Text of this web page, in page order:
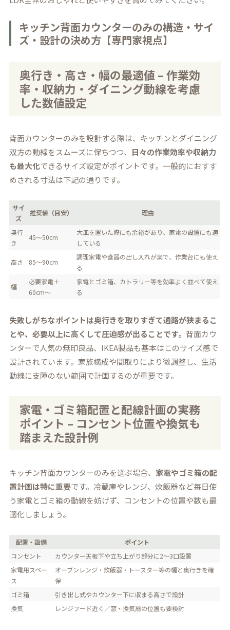
キッチン背面カウンターのみの構造・サイ
ズ・設計の決め方【専門家視点】
奥行き・高さ・幅の最適値 – 作業効
率・収納力・ダイニング動線を考慮
した数値設定
背面カウンターのみを設計する際は、キッチンとダイニング
双方の動線をスムーズに保ちつつ、 日々の作業効率や収納力
も最大化できるサイズ設定がポイントです。一般的におすす
めされる寸法は下記の通りです。
サイ
ズ
推奨値（目安） 理由
奥行
き
45〜50cm
大皿を置いた際にも余裕があり、家電の設置にも適
している
高さ 85〜90cm
調理家電や食器の出し入れが楽で、作業台にも使え
る
幅
必要家電＋
60cm〜
家電とゴミ箱、カトラリー等を効率よく並べて使え
る
失敗しがちなポイントは奥行きを取りすぎて通路が狭まるこ
とや、必要以上に高くして圧迫感が出ることです。 背面カウ
ンターで人気の無印良品、IKEA製品も基本はこのサイズ感で
設計されています。家族構成や間取りにより微調整し、生活
動線に支障のない範囲で計画するのが重要です。
家電・ゴミ箱配置と配線計画の実務
ポイント – コンセント位置や換気も
踏まえた設計例
キッチン背面カウンターのみを選ぶ場合、 家電やゴミ箱の配
置計画は特に重要です。冷蔵庫やレンジ、炊飯器など毎日使
う家電とゴミ箱の動線を妨げず、コンセントの位置や数も最
適化しましょう。
配置・設備
ポイント
コンセント
カウンター天板下や立ち上がり部分に2〜3口設置
家電用スペー
ス
オーブンレンジ・炊飯器・トースター等の幅と奥行きを確
保
ゴミ箱
引き出し式やカウンター下に収まる高さで設計
換気
レンジフード近く／窓・換気扇の位置も要検討